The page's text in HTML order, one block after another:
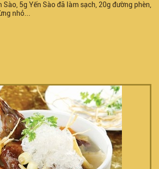
Sào, 5g Yến Sào đã làm sạch, 20g đường phèn,
nhỏ...